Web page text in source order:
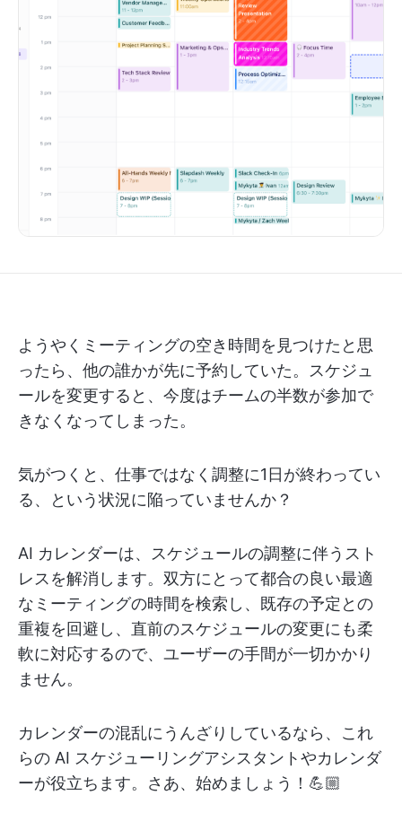
ようやくミーティングの空き時間を見つけたと思
ったら、他の誰かが先に予約していた。スケジュ
ールを変更すると、今度はチームの半数が参加で
きなくなってしまった。
気がつくと、仕事ではなく調整に1日が終わってい
る、という状況に陥っていませんか？
AI カレンダーは、スケジュールの調整に伴うスト
レスを解消します。双方にとって都合の良い最適
なミーティングの時間を検索し、既存の予定との
重複を回避し、直前のスケジュールの変更にも柔
軟に対応するので、ユーザーの手間が一切かかり
ません。
カレンダーの混乱にうんざりしているなら、これ
らの AI スケジューリングアシスタントやカレンダ
ーが役立ちます。さあ、始めましょう！💪🏼